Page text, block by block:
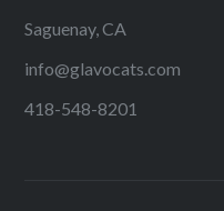
Saguenay, CA
info@glavocats.com
418-548-8201